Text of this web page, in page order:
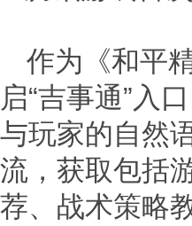
作为《和平
启“吉事通”入
与玩家的自然
流，获取包括
荐、战术策略